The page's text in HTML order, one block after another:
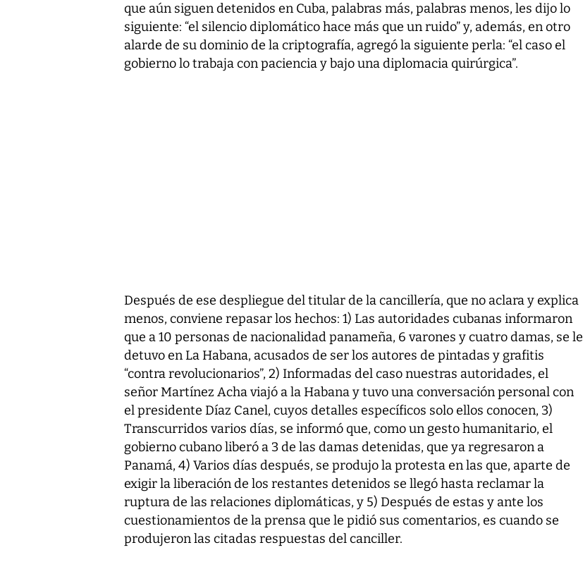
que aún siguen detenidos en Cuba, palabras más, palabras menos, les dijo lo
siguiente: “el silencio diplomático hace más que un ruido” y, además, en otro
alarde de su dominio de la criptografía, agregó la siguiente perla: “el caso el
gobierno lo trabaja con paciencia y bajo una diplomacia quirúrgica”.
Después de ese despliegue del titular de la cancillería, que no aclara y explica
menos, conviene repasar los hechos: 1) Las autoridades cubanas informaron
que a 10 personas de nacionalidad panameña, 6 varones y cuatro damas, se le
detuvo en La Habana, acusados de ser los autores de pintadas y grafitis
“contra revolucionarios”, 2) Informadas del caso nuestras autoridades, el
señor Martínez Acha viajó a la Habana y tuvo una conversación personal con
el presidente Díaz Canel, cuyos detalles específicos solo ellos conocen, 3)
Transcurridos varios días, se informó que, como un gesto humanitario, el
gobierno cubano liberó a 3 de las damas detenidas, que ya regresaron a
Panamá, 4) Varios días después, se produjo la protesta en las que, aparte de
exigir la liberación de los restantes detenidos se llegó hasta reclamar la
ruptura de las relaciones diplomáticas, y 5) Después de estas y ante los
cuestionamientos de la prensa que le pidió sus comentarios, es cuando se
produjeron las citadas respuestas del canciller.